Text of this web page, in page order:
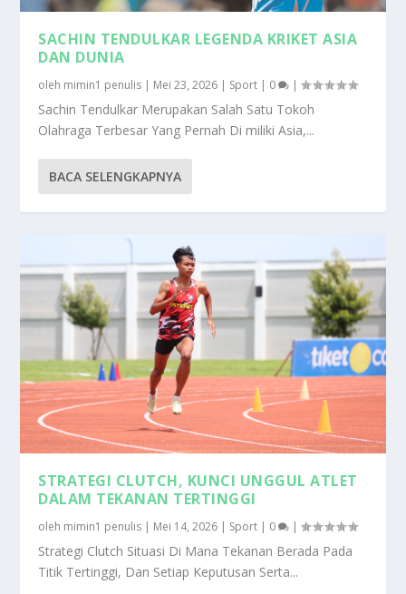
SACHIN TENDULKAR LEGENDA KRIKET ASIA
DAN DUNIA
oleh mimin1 penulis | Mei 23, 2026 | Sport | 0 |
Sachin Tendulkar Merupakan Salah Satu Tokoh
Olahraga Terbesar Yang Pernah Di miliki Asia,...
BACA SELENGKAPNYA
STRATEGI CLUTCH, KUNCI UNGGUL ATLET
DALAM TEKANAN TERTINGGI
oleh mimin1 penulis | Mei 14, 2026 | Sport | 0 |
Strategi Clutch Situasi Di Mana Tekanan Berada Pada
Titik Tertinggi, Dan Setiap Keputusan Serta...